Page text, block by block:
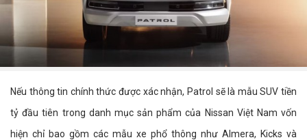
Nếu thông tin chính thức được xác nhận, Patrol sẽ là mẫu SUV tiền
tỷ đầu tiên trong danh mục sản phẩm của Nissan Việt Nam vốn
hiện chỉ bao gồm các mẫu xe phổ thông như Almera, Kicks và